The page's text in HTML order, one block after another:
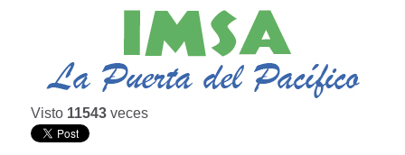
Visto 11543 veces